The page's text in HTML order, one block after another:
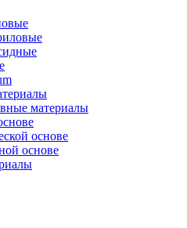
материалы
основе
основе